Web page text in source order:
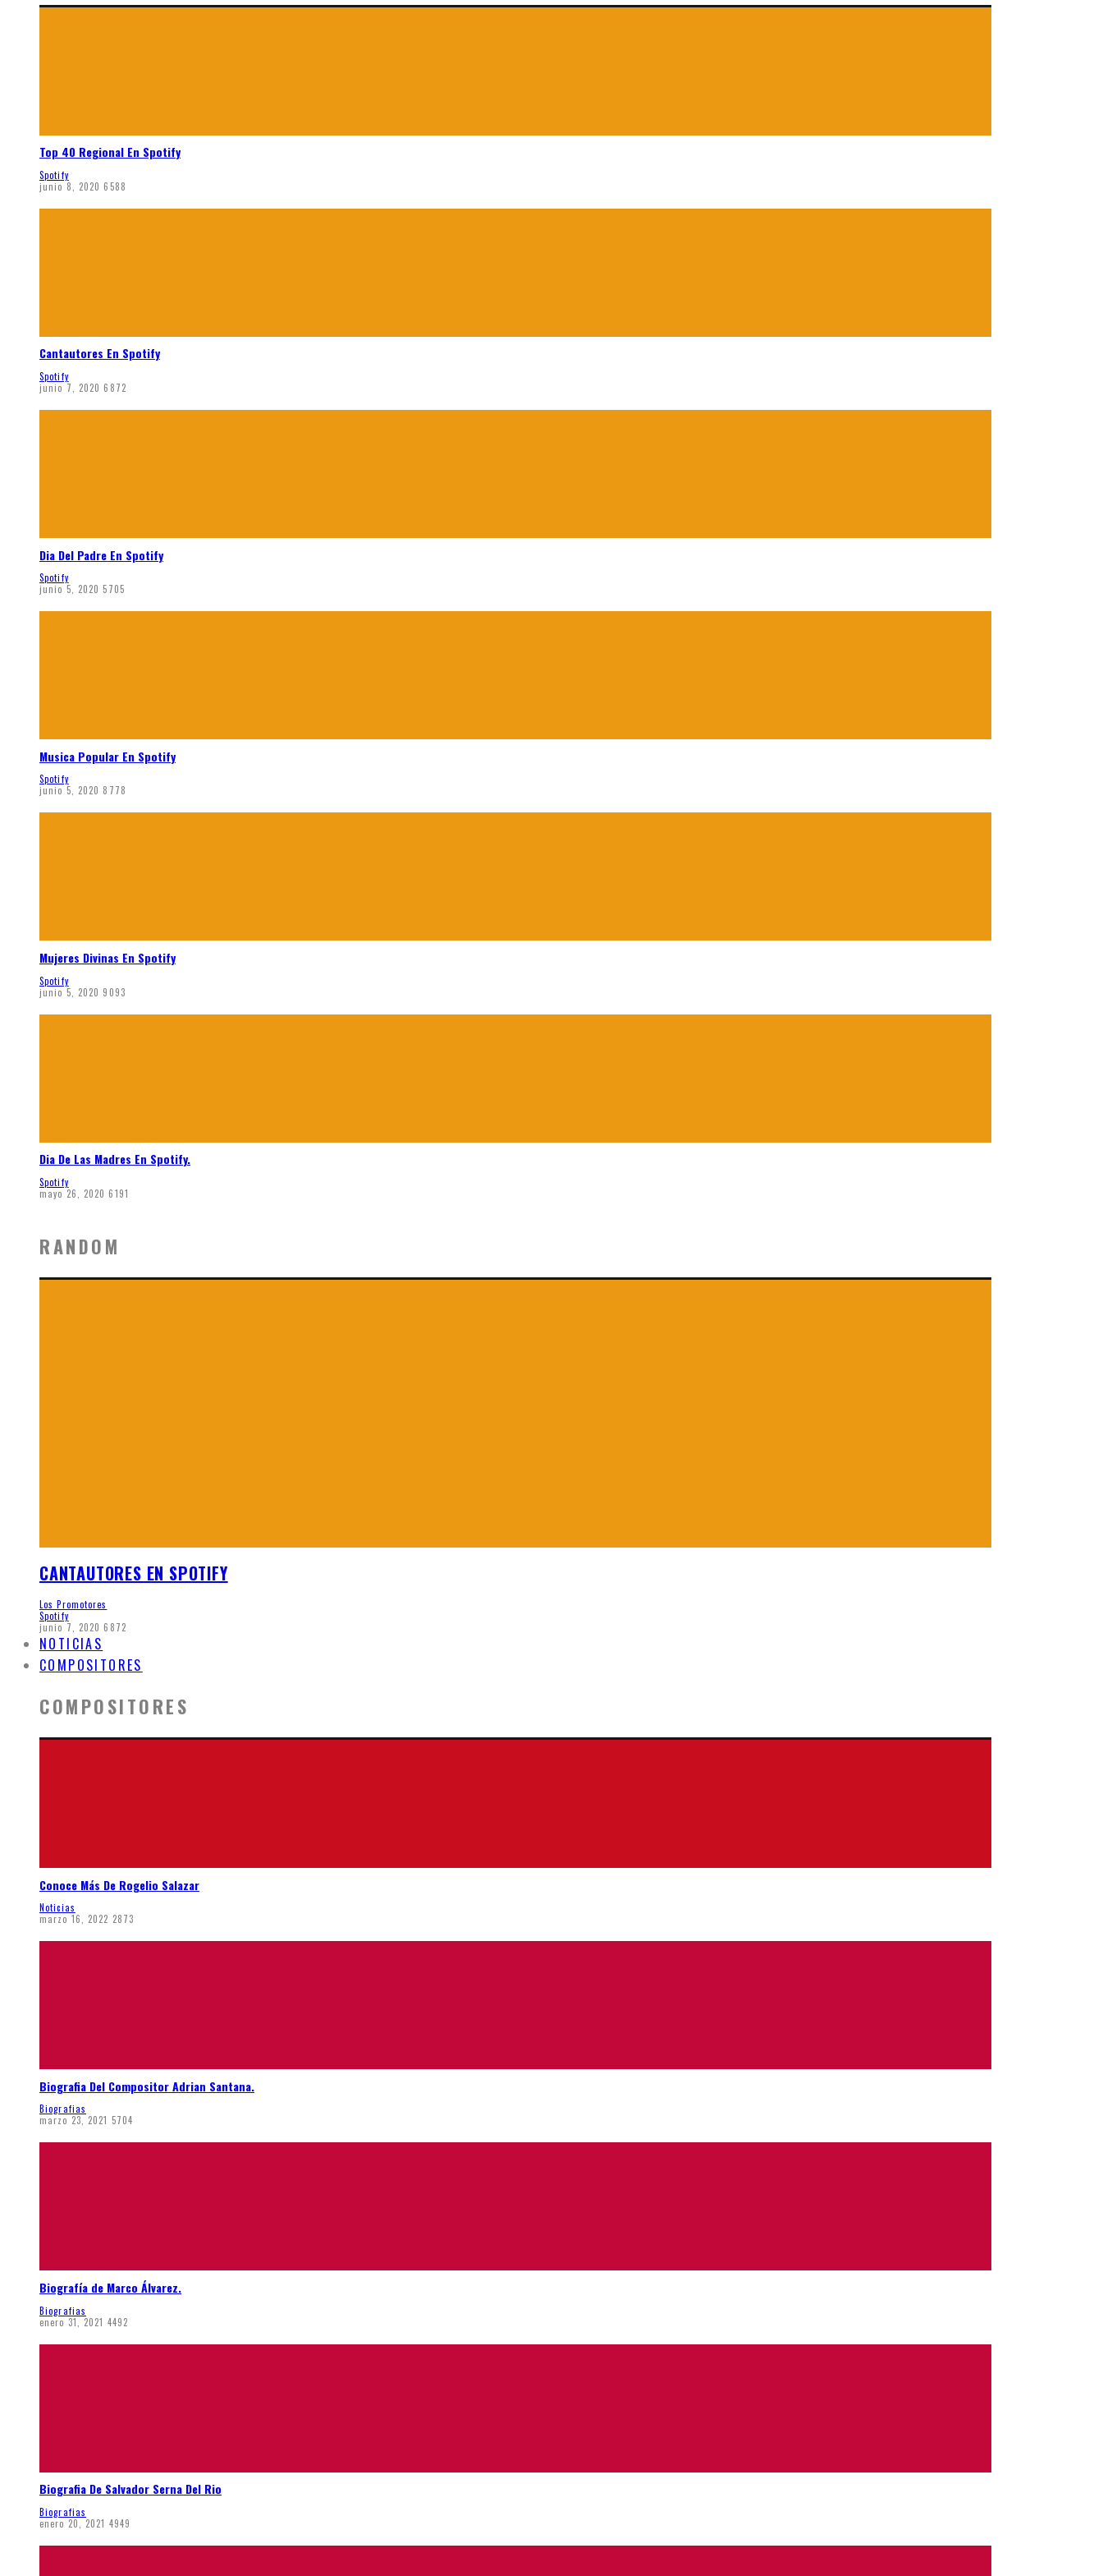
Top 40 Regional En Spotify
Spotify
junio 8, 2020 6588
Cantautores En Spotify
Spotify
junio 7, 2020 6872
Dia Del Padre En Spotify
Spotify
junio 5, 2020 5705
Musica Popular En Spotify
Spotify
junio 5, 2020 8778
Mujeres Divinas En Spotify
Spotify
junio 5, 2020 9093
Dia De Las Madres En Spotify.
Spotify
mayo 26, 2020 6191
RANDOM
CANTAUTORES EN SPOTIFY
Los Promotores
Spotify
junio 7, 2020 6872
NOTICIAS
COMPOSITORES
COMPOSITORES
Conoce Más De Rogelio Salazar
Noticias
marzo 16, 2022 2873
Biografia Del Compositor Adrian Santana.
Biografias
marzo 23, 2021 5704
Biografía de Marco Álvarez.
Biografias
enero 31, 2021 4492
Biografia De Salvador Serna Del Rio
Biografias
enero 20, 2021 4949